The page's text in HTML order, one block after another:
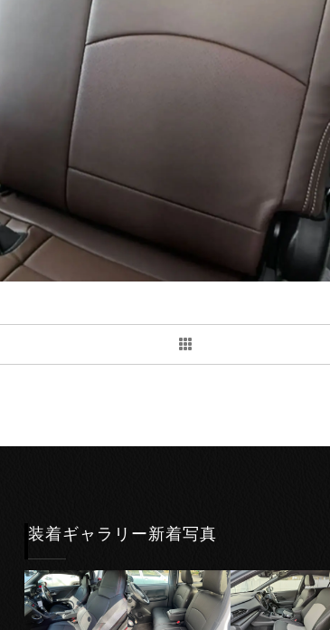
装着ギャラリー新着写真